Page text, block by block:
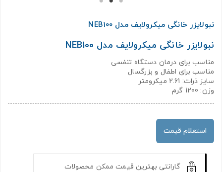
نبولایزر خانگی میکرولایف مدل NEB100
نبولایزر خانگی میکرولایف مدل NEB100
مناسب برای درمان دستگاه تنفسی
مناسب برای اطفال و بزرگسال
سایز ذرات: 2.61 میکرومتر
وزن: 1200 گرم
استعلام قیمت
گارانتی بهترین قیمت ممکن محصولات